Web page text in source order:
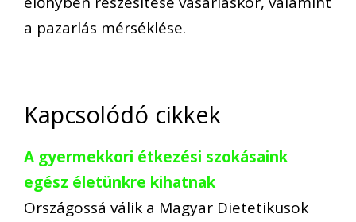
a pazarlás mérséklése.
Kapcsolódó cikkek
A gyermekkori étkezési szokásaink
egész életünkre kihatnak
Országossá válik a Magyar Dietetikusok